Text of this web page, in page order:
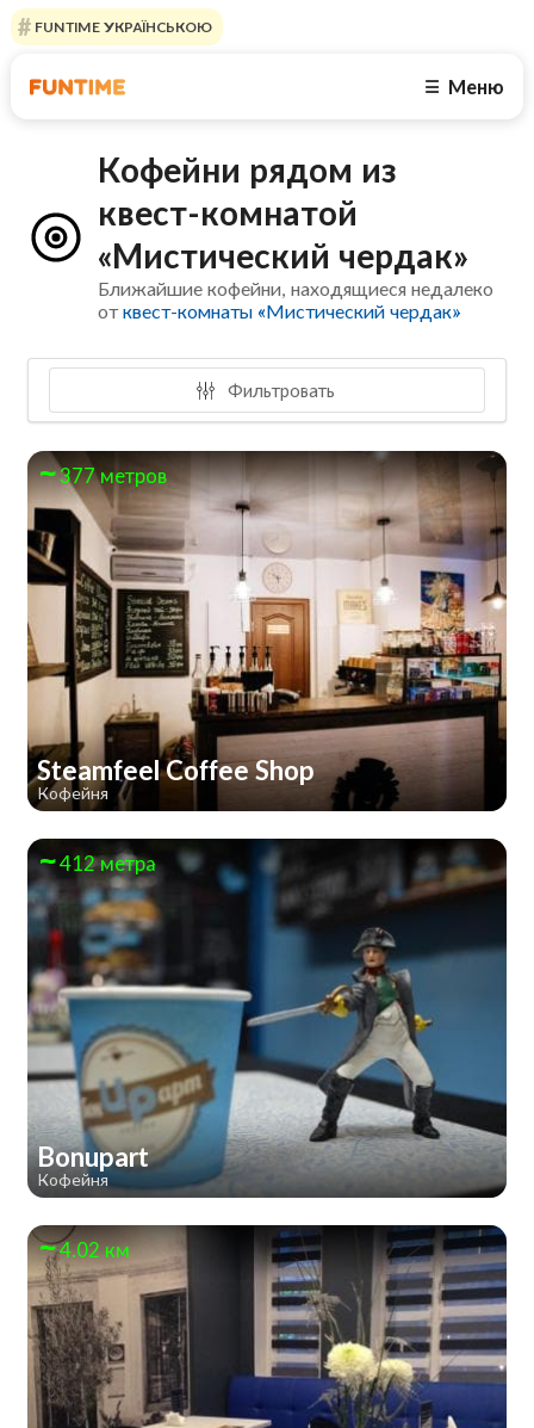
FUNTIME УКРАЇНСЬКОЮ
☰ Меню
Кофейни рядом из
квест-комнатой
«Мистический чердак»
Ближайшие кофейни, находящиеся недалеко
отквест-комнаты «Мистический чердак»
Фильтровать
377 метров
Steamfeel Coffee Shop
Кофейня
412 метра
Bonupart
Кофейня
4.02 км